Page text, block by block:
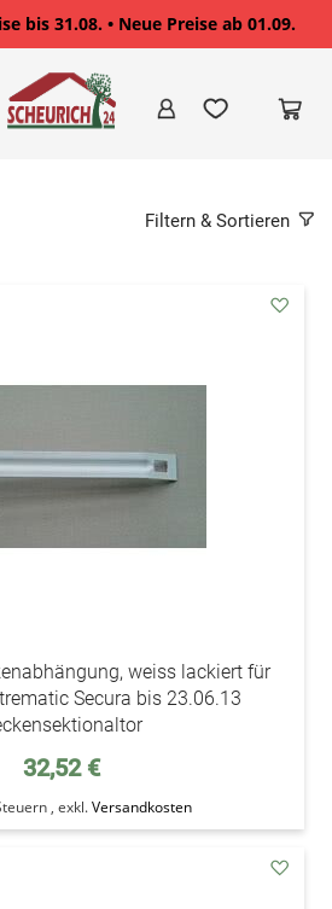
bis 31.08. • Neue Preise ab 01.09.
Filtern & Sortieren
weiss lackiert für
Secura bis 23.06.13
32,52 €
, exkl.Versandkosten